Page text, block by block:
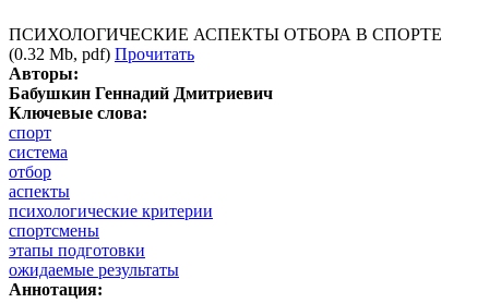
ПСИХОЛОГИЧЕСКИЕ АСПЕКТЫ ОТБОРА В СПОРТЕ
(0.32 Mb, pdf) Прочитать
Авторы:
Бабушкин Геннадий Дмитриевич
Ключевые слова:
спорт
система
отбор
аспекты
психологические критерии
спортсмены
этапы подготовки
ожидаемые результаты
Аннотация: